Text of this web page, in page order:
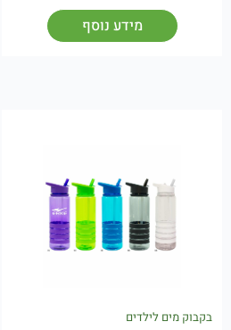
מידע נוסף
בקבוק מים לילדים